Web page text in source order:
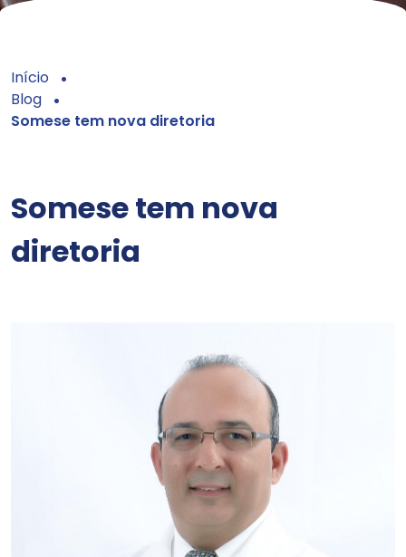
Início
Blog
Somese tem nova diretoria
Somese tem nova
diretoria